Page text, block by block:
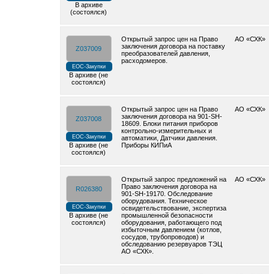
В архиве
(состоялся)
Z037009
ЕОС-Закупки
В архиве (не
состоялся)
Открытый запрос цен на Право
заключения договора на поставку
преобразователей давления,
расходомеров.
АО «СХК»
Z037008
ЕОС-Закупки
В архиве (не
состоялся)
Открытый запрос цен на Право
заключения договора на 901-SH-
18609. Блоки питания приборов
контрольно-измерительных и
автоматики, Датчики давления.
Приборы КИПиА
АО «СХК»
R026380
ЕОС-Закупки
В архиве (не
состоялся)
Открытый запрос предложений на
Право заключения договора на
901-SH-19170. Обследование
оборудования. Техническое
освидетельствование, экспертиза
промышленной безопасности
оборудования, работающего под
избыточным давлением (котлов,
сосудов, трубопроводов) и
обследованию резервуаров ТЭЦ
АО «СХК».
АО «СХК»